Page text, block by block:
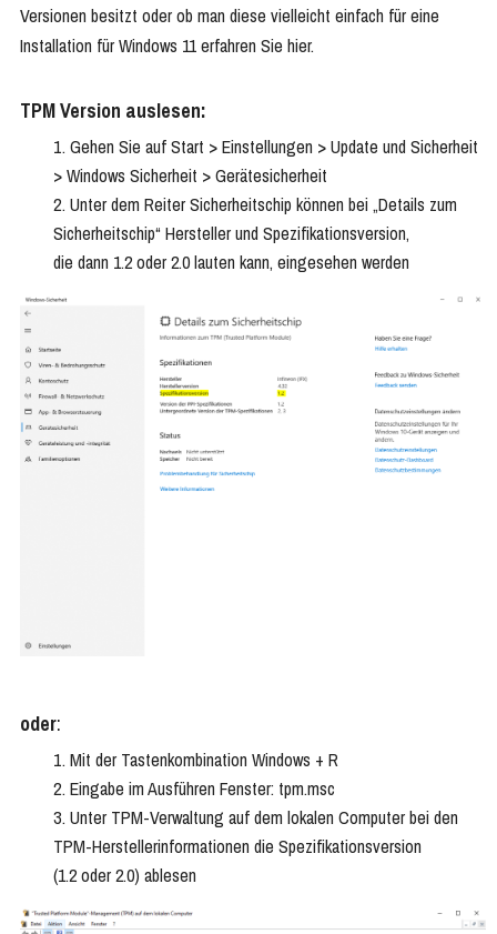
Versionen besitzt oder ob man diese vielleicht einfach für eine
Installation für Windows 11 erfahren Sie hier.
TPM Version auslesen:
Gehen Sie auf Start > Einstellungen > Update und Sicherheit
> Windows Sicherheit > Gerätesicherheit
Unter dem Reiter Sicherheitschip können bei „Details zum
Sicherheitschip“ Hersteller und Spezifikationsversion,
die dann 1.2 oder 2.0 lauten kann, eingesehen werden
oder:
Mit der Tastenkombination Windows + R
Eingabe im Ausführen Fenster: tpm.msc
Unter TPM-Verwaltung auf dem lokalen Computer bei den
TPM-Herstellerinformationen die Spezifikationsversion
(1.2 oder 2.0) ablesen